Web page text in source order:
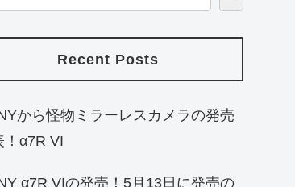
Recent Posts
から怪物ミラーレスカメラの発売
！α7R VI
α7R VIの発売！5月13日に発売の